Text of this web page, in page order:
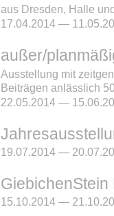
aus Dresden, Halle
17.04.2014 —
außer/
Ausstellung mit
Beiträgen anlässlich
22.05.2014 —
19.07.2014 —
15.10.2014 —